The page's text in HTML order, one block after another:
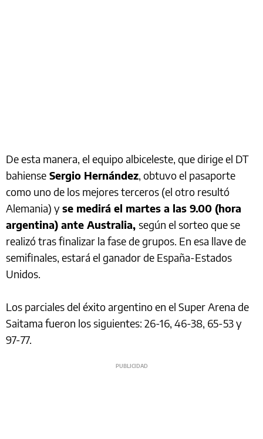
De esta manera, el equipo albiceleste, que dirige el DT
bahiense Sergio Hernández, obtuvo el pasaporte
como uno de los mejores terceros (el otro resultó
Alemania) yse medirá el martes a las 9.00 (hora
argentina) ante Australia, según el sorteo que se
realizó tras finalizar la fase de grupos. En esa llave de
semifinales, estará el ganador de España-Estados
Unidos.
Los parciales del éxito argentino en el Super Arena de
Saitama fueron los siguientes: 26-16, 46-38, 65-53 y
97-77.